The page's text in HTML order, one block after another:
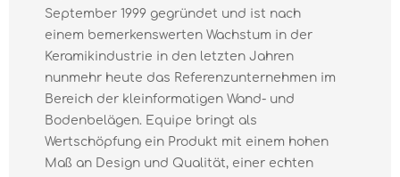
September 1999 gegründet und ist nach
einem bemerkenswerten Wachstum in der
Keramikindustrie in den letzten Jahren
nunmehr heute das Referenzunternehmen im
Bereich der kleinformatigen Wand- und
Bodenbelägen. Equipe bringt als
Wertschöpfung ein Produkt mit einem hohen
Maß an Design und Qualität, einer echten